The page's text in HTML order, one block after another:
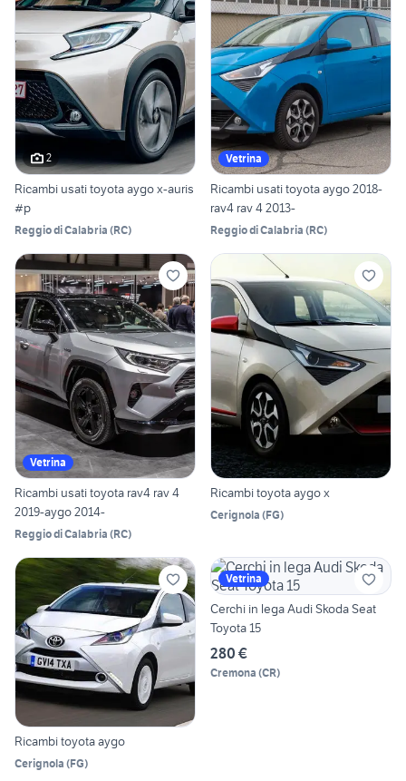
2
Ricambi usati toyota aygo x-auris
#p
Reggio di Calabria (RC)
Vetrina
Ricambi usati toyota aygo 2018-
rav4 rav 4 2013-
Reggio di Calabria (RC)
Vetrina
Ricambi usati toyota rav4 rav 4
2019-aygo 2014-
Reggio di Calabria (RC)
Ricambi toyota aygo x
Cerignola (FG)
Ricambi toyota aygo
Cerignola (FG)
Vetrina
Cerchi in lega Audi Skoda Seat
Toyota 15
280 €
Cremona (CR)